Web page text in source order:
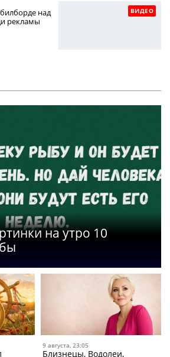
ВИДЕО
над
рекламы
на утро 10
9 августа, 23:05
Близнецы, Водолеи,